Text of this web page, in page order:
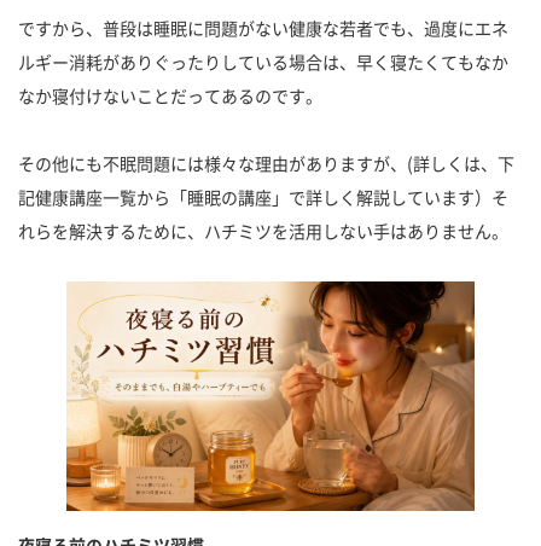
ですから、普段は睡眠に問題がない健康な若者でも、過度にエネ
ルギー消耗がありぐったりしている場合は、早く寝たくてもなか
なか寝付けないことだってあるのです。
その他にも不眠問題には様々な理由がありますが、(詳しくは、下
記健康講座一覧から「睡眠の講座」で詳しく解説しています）そ
れらを解決するために、ハチミツを活用しない手はありません。